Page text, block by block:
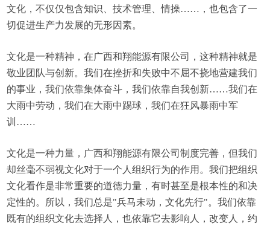
文化，不仅仅包含知识、技术管理、情操……，也包含了一
切促进生产力发展的无形因素。
文化是一种精神，在广西和翔能源有限公司，这种精神就是
敬业团队与创新。我们在挫折和失败中不屈不挠地营建我们
的事业，我们依靠集体奋斗，我们依靠自我创新……我们在
大雨中劳动，我们在大雨中踢球，我们在狂风暴雨中军
训……
文化是一种力量，广西和翔能源有限公司制度完善，但我们
却丝毫不弱视文化对于一个人组织行为的作用。我们把组织
文化看作是非常重要的道德力量，有时甚至是根本性的和决
定性的。所以，我们总是"兵马未动，文化先行"。我们依靠
既有的组织文化去选择人，也依靠它去影响人，改变人，约